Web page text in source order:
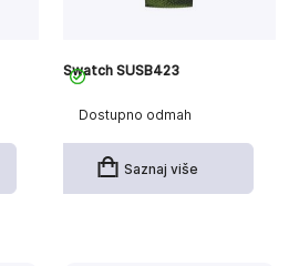
Dostupno odmah
Swatch SUSB423
Saznaj više